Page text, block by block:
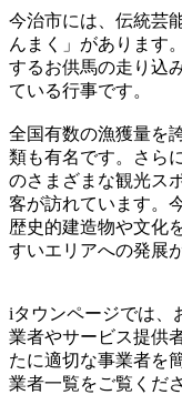
今治市には、伝統芸
んまく」があります
するお供馬の走り込
ている行事です。
全国有数の漁獲量を
類も有名です。さら
のさまざまな観光ス
客が訪れています。
歴史的建造物や文化
すいエリアへの発展
iタウンページでは、
業者やサービス提供
たに適切な事業者を
業者一覧をご覧くだ